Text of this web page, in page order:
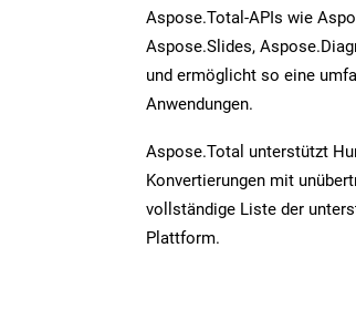
Aspose.Total-APIs wie
Aspose.Slides,
und ermöglicht so eine
Anwendungen.
Aspose.Total unterstützt
Konvertierungen mit
vollständige Liste der
Plattform.